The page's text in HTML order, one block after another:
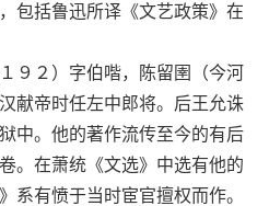
包括鲁迅所译《文艺政策》在
２）字伯喈，陈留圉（今河
献帝时任左中郎将。后王允诛
中。他的著作流传至今的有后
。在萧统《文选》中选有他的
系有愤于当时宦官擅权而作。